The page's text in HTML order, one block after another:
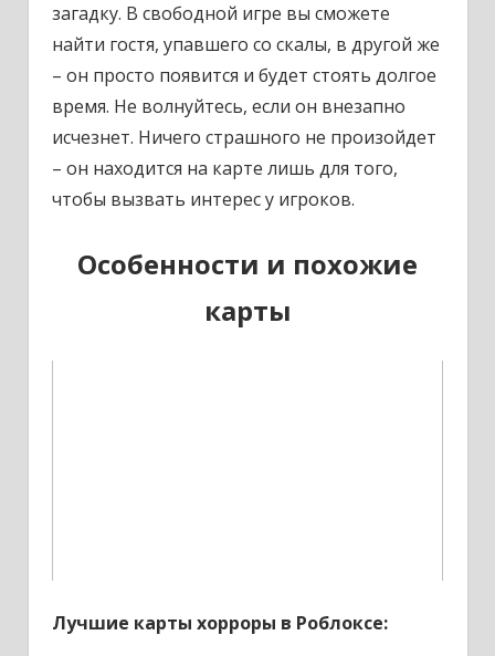
загадку. В свободной игре вы сможете
найти гостя, упавшего со скалы, в другой же
– он просто появится и будет стоять долгое
время. Не волнуйтесь, если он внезапно
исчезнет. Ничего страшного не произойдет
– он находится на карте лишь для того,
чтобы вызвать интерес у игроков.
Особенности и похожие
карты
Лучшие карты хорроры в Роблоксе: